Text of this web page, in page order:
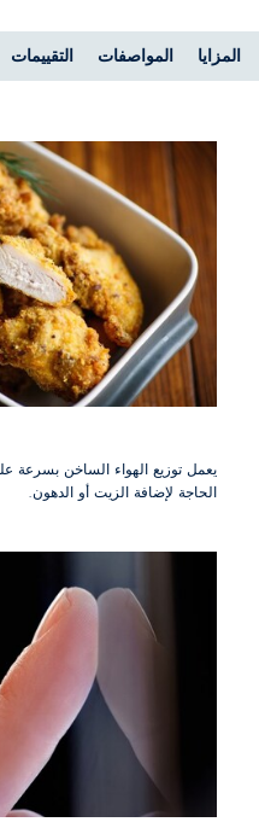
المزايا المواصفات التقييمات
يعمل توزيع الهواء الساخن
الحاجة لإضافة الزيت أو الدهون.